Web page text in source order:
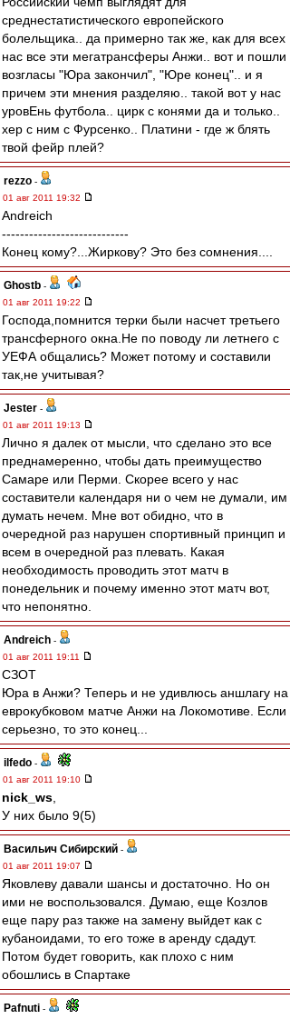
среднестатистического европейского
болельщика.. да примерно так же, как для всех
нас все эти мегатрансферы Анжи.. вот и пошли
возгласы "Юра закончил", "Юре конец".. и я
причем эти мнения разделяю.. такой вот у нас
уровЕнь футбола.. цирк с конями да и только..
хер с ним с Фурсенко.. Платини - где ж блять
твой фейр плей?
rezzo -
01 авг 2011 19:32
Andreich
----------------------------
Конец кому?...Жиркову? Это без сомнения....
Ghostb -
01 авг 2011 19:22
Господа,помнится терки были насчет третьего
трансферного окна.Не по поводу ли летнего с
УЕФА общались? Может потому и составили
так,не учитывая?
Jester -
01 авг 2011 19:13
Лично я далек от мысли, что сделано это все
преднамеренно, чтобы дать преимущество
Самаре или Перми. Скорее всего у нас
составители календаря ни о чем не думали, им
думать нечем. Мне вот обидно, что в
очередной раз нарушен спортивный принцип и
всем в очередной раз плевать. Какая
необходимость проводить этот матч в
понедельник и почему именно этот матч вот,
что непонятно.
Andreich -
01 авг 2011 19:11
СЗОТ
Юра в Анжи? Теперь и не удивлюсь аншлагу на
еврокубковом матче Анжи на Локомотиве. Если
серьезно, то это конец...
ilfedo -
01 авг 2011 19:10
nick_ws
У них было 9(5)
Васильич Сибирский -
01 авг 2011 19:07
Яковлеву давали шансы и достаточно. Но он
ими не воспользовался. Думаю, еще Козлов
еще пару раз также на замену выйдет как с
кубаноидами, то его тоже в аренду сдадут.
Потом будет говорить, как плохо с ним
обошлись в Спартаке
Pafnuti -